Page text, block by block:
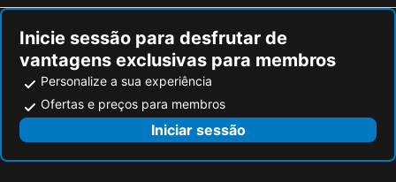
Inicie sessão para desfrutar de
vantagens exclusivas para membros
Personalize a sua experiência
Ofertas e preços para membros
Iniciar sessão